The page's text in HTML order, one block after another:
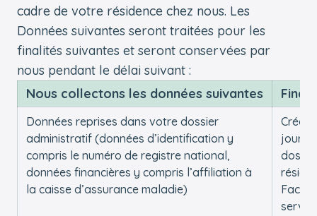
cadre de votre résidence chez nous. Les
Données suivantes seront traitées pour les
finalités suivantes et seront conservées par
nous pendant le délai suivant :
Nous collectons les données suivantes
Données reprises dans votre dossier
administratif (données d’identification y
compris le numéro de registre national,
données financières y compris l’affiliation à
la caisse d’assurance maladie)
Créer
jour